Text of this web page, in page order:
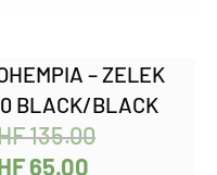
– ZELEK
BLACK/BLACK
135.00
65.00